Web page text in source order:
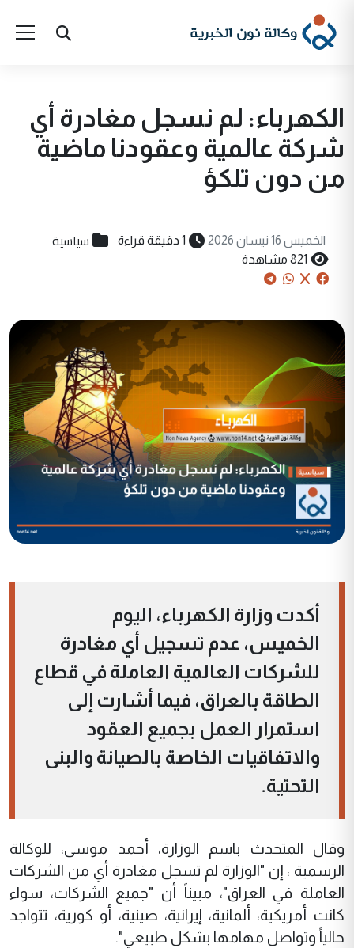
الكهرباء: لم نسجل مغادرة أي
شركة عالمية وعقودنا ماضية
من دون تلكؤ
الخميس 16 نيسان 2026 1 دقيقة قراءة سياسية
821 مشاهدة
أكدت وزارة الكهرباء، اليوم
الخميس، عدم تسجيل أي مغادرة
للشركات العالمية العاملة في قطاع
الطاقة بالعراق، فيما أشارت إلى
استمرار العمل بجميع العقود
والاتفاقيات الخاصة بالصيانة والبنى
التحتية.
وقال المتحدث باسم الوزارة، أحمد موسى، للوكالة
الرسمية : إن "الوزارة لم تسجل مغادرة أي من الشركات
العاملة في العراق"، مبيناً أن "جميع الشركات، سواء
كانت أمريكية، ألمانية، إيرانية، صينية، أو كورية، تتواجد
حالياً وتواصل مهامها بشكل طبيعي".